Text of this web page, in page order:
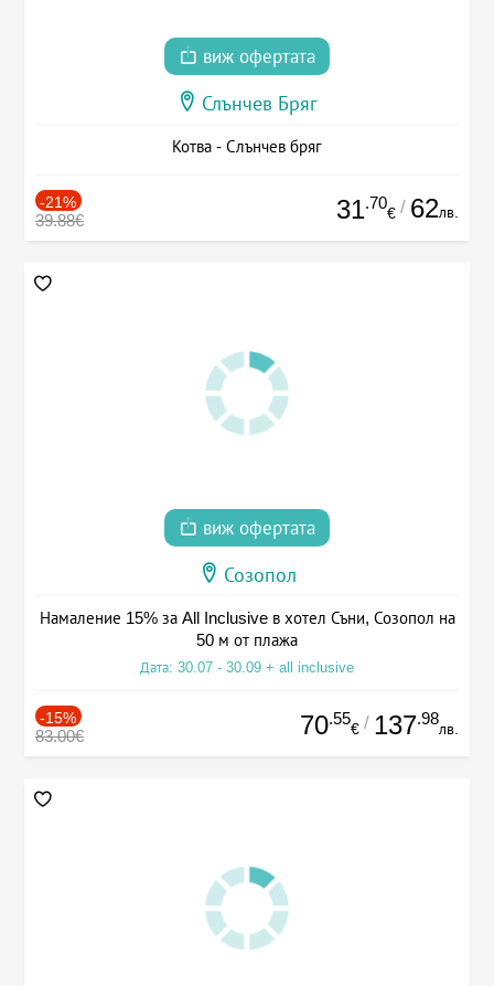
виж офертата
Слънчев Бряг
Котва - Слънчев бряг
-21%
39.88€ 31.70
€ / 62лв.
виж офертата
Созопол
Намаление 15% за All Inclusive в хотел Съни, Созопол на
50 м от плажа
Дата: 30.07 - 30.09 + all inclusive
-15%
83.00€ 70.55
€ / 137.98
лв.